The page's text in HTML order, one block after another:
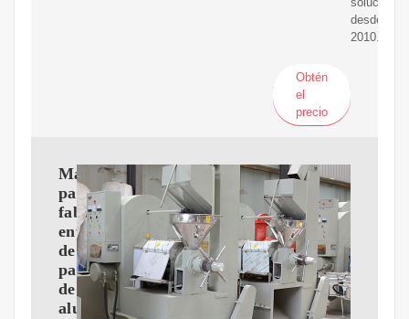
desde
2010.
Obtén
el
precio
Máquina
para
fabricar
envases
de
papel
de
aluminio